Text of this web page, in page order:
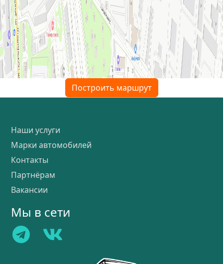
Построить маршрут
Наши услуги
Марки автомобилей
Контакты
Партнёрам
Вакансии
Мы в сети